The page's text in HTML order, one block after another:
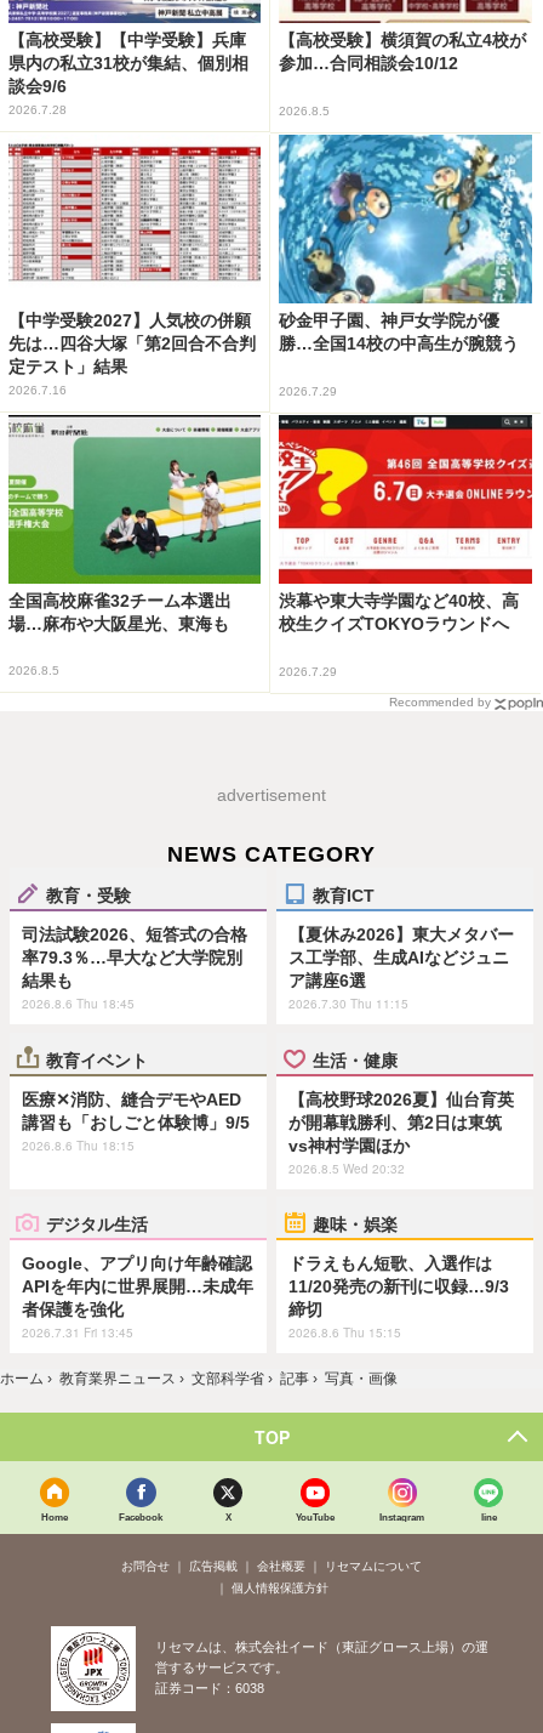
【高校受験】【中学受験】兵庫
県内の私立31校が集結、個別相
談会9/6
2026.7.28
【高校受験】横須賀の私立4校が
参加…合同相談会10/12
2026.8.5
【中学受験2027】人気校の併願
先は…四谷大塚「第2回合不合判
定テスト」結果
2026.7.16
砂金甲子園、神戸女学院が優
勝…全国14校の中高生が腕競う
2026.7.29
全国高校麻雀32チーム本選出
場…麻布や大阪星光、東海も
2026.8.5
渋幕や東大寺学園など40校、高
校生クイズTOKYOラウンドへ
2026.7.29
Recommended by
advertisement
NEWS CATEGORY
教育・受験
司法試験2026、短答式の合格
率79.3％…早大など大学院別
結果も
2026.8.6 Thu 18:45
教育ICT
【夏休み2026】東大メタバー
ス工学部、生成AIなどジュニ
ア講座6選
2026.7.30 Thu 11:15
教育イベント
医療✕消防、縫合デモやAED
講習も「おしごと体験博」9/5
2026.8.6 Thu 18:15
生活・健康
【高校野球2026夏】仙台育英
が開幕戦勝利、第2日は東筑
vs神村学園ほか
2026.8.5 Wed 20:32
デジタル生活
Google、アプリ向け年齢確認
APIを年内に世界展開…未成年
者保護を強化
2026.7.31 Fri 13:45
趣味・娯楽
ドラえもん短歌、入選作は
11/20発売の新刊に収録…9/3
締切
2026.8.6 Thu 15:15
ホーム › 教育業界ニュース › 文部科学省 › 記事 › 写真・画像
TOP
Home Facebook X YouTube Instagram line
お問合せ 広告掲載 会社概要
リセマムについて
個人情報保護方針
リセマムは、株式会社イード（東証グロース上場）の運
営するサービスです。
証券コード：6038